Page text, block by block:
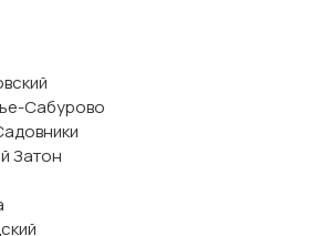
Сабурово
Затон